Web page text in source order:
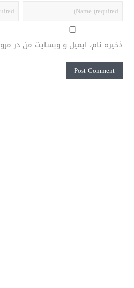
ذخیره نام، ایمیل و وبسایت من در